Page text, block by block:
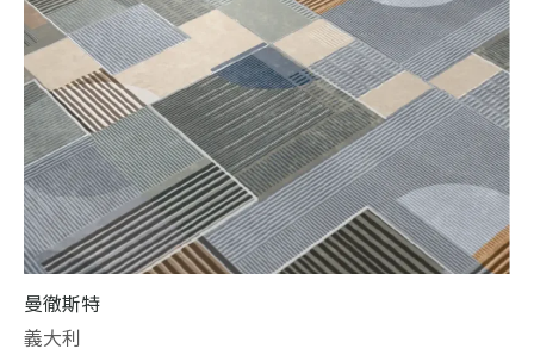
曼徹斯特
義大利